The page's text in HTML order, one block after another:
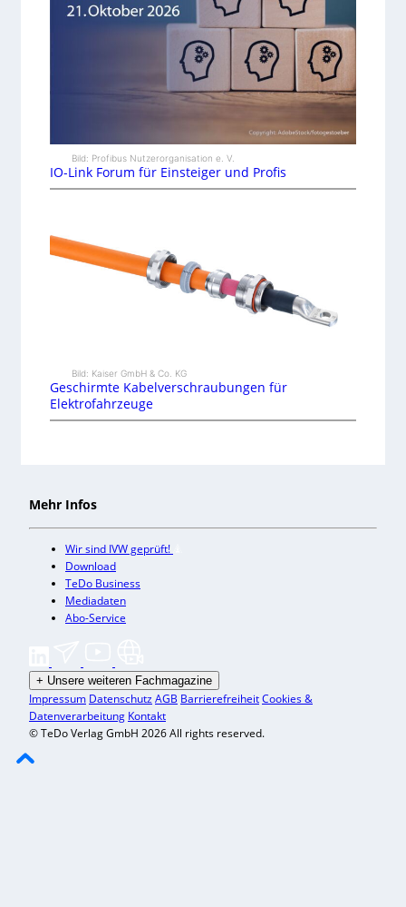
Bild: Profibus Nutzerorganisation e. V.
IO-Link Forum für Einsteiger und Profis
Bild: Kaiser GmbH & Co. KG
Geschirmte Kabelverschraubungen für
Elektrofahrzeuge
Mehr Infos
Wir sind IVW geprüft!
Download
TeDo Business
Mediadaten
Abo-Service
+ Unsere weiteren Fachmagazine
Impressum DatenschutzAGB BarrierefreiheitCookies &
Datenverarbeitung Kontakt
© TeDo Verlag GmbH 2026 All rights reserved.